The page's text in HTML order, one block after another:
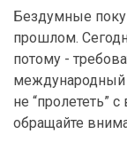
Бездумные
прошлом.
потому -
международный
не “пролететь”
обращайте